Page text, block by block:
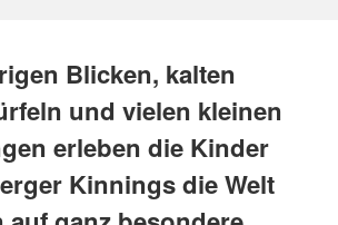
Blicken, kalten
und vielen kleinen
erleben die Kinder
Kinnings die Welt